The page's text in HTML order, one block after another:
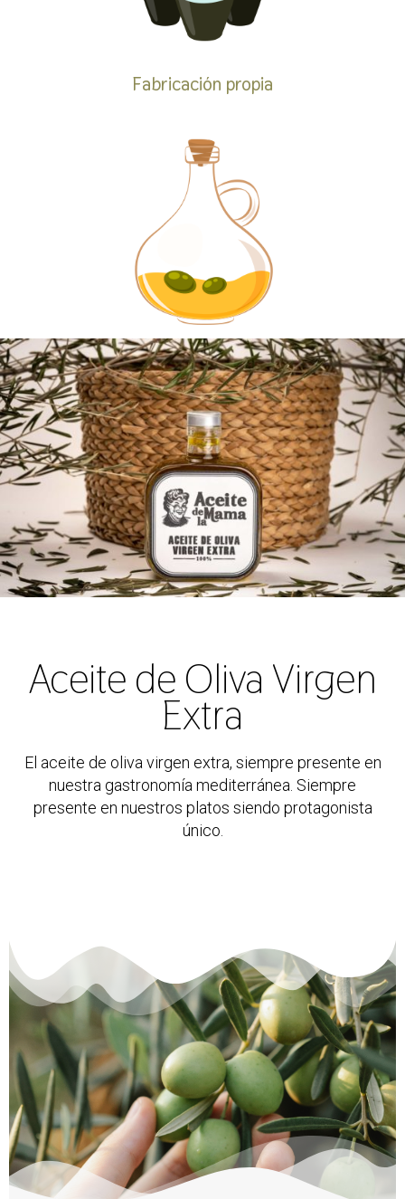
Fabricación propia
Sabor
único
Aceite de Oliva Virgen
Extra
El aceite de oliva virgen extra, siempre presente en
nuestra gastronomía mediterránea. Siempre
presente en nuestros platos siendo protagonista
único.